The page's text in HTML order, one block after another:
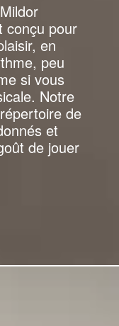
conçu pour
en
peu
si vous
Notre
de
et
de jouer